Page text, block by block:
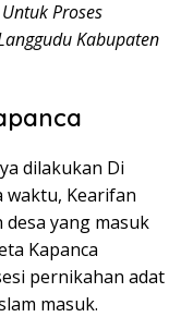
Proses
Kabupaten
dilakukan Di
waktu, Kearifan
yang masuk
Kapanca
pernikahan adat
masuk.